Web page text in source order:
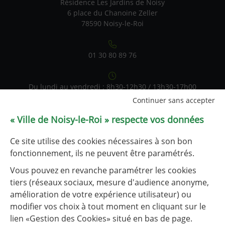
Résidence Les Jardins de Noisy
6 place du Chanoine Zeller
78590 Noisy-le-Roi
01 30 80 89 76
Du lundi au vendredi : 8h30-12h30 / 13h30-17h00
Nous contacter par mail
Liens utiles
Liste des liens utiles
Visite virtuelle de la résidence
Pour les personnes âgées
Résidence-Autonomie
Continuer sans accepter
« Ville de Noisy-le-Roi » respecte vos données
Ce site utilise des cookies nécessaires à son bon
fonctionnement, ils ne peuvent être paramétrés.
Vous pouvez en revanche paramétrer les cookies
tiers (réseaux sociaux, mesure d'audience anonyme,
amélioration de votre expérience utilisateur) ou
modifier vos choix à tout moment en cliquant sur le
lien «Gestion des Cookies» situé en bas de page.